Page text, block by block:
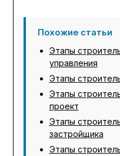
Похожие статьи
Этапы
управления
Этапы
Этапы
проект
Этапы
застройщика
Этапы